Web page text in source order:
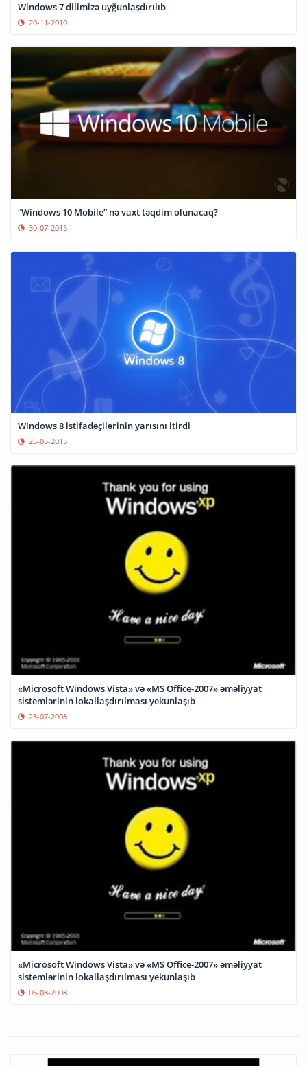
Windows 7 dilimizə uyğunlaşdırılıb
20-11-2010
“Windows 10 Mobile” nə vaxt təqdim olunacaq?
30-07-2015
Windows 8 istifadəçilərinin yarısını itirdi
25-05-2015
«Microsoft Windows Vista» və «MS Office-2007» əməliyyat
sistemlərinin lokallaşdırılması yekunlaşıb
23-07-2008
«Microsoft Windows Vista» və «MS Office-2007» əməliyyat
sistemlərinin lokallaşdırılması yekunlaşıb
06-08-2008